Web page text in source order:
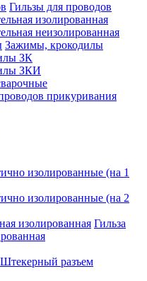
Гильзы для проводов
изолированная
неизолированная
Зажимы, крокодилы
ЗК
ЗКИ
прикуривания
изолированные (на 1
изолированные (на 2
Гильза
Штекерный разъем